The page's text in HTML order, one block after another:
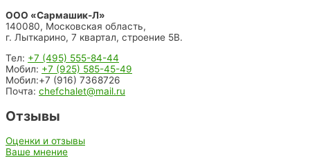
ООО «Сармашик-Л»
140080, Московская область,
г. Лыткарино, 7 квартал, строение 5В.
Тел: +7 (495) 555-84-44
Мобил: +7 (925) 585-45-49
Мобил:+7 (916) 7368726
Почта: chefchalet@mail.ru
Отзывы
Оценки и отзывы
Ваше мнение